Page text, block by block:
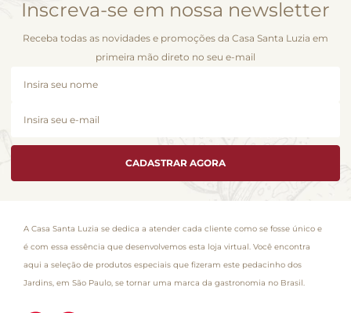
Inscreva-se em nossa newsletter
Receba todas as novidades e promoções da Casa Santa Luzia em
primeira mão direto no seu e-mail
CADASTRAR AGORA
A Casa Santa Luzia se dedica a atender cada cliente como se fosse único e
é com essa essência que desenvolvemos esta loja virtual. Você encontra
aqui a seleção de produtos especiais que fizeram este pedacinho dos
Jardins, em São Paulo, se tornar uma marca da gastronomia no Brasil.